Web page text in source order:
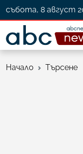
събота, 8 август
Начало Търсене